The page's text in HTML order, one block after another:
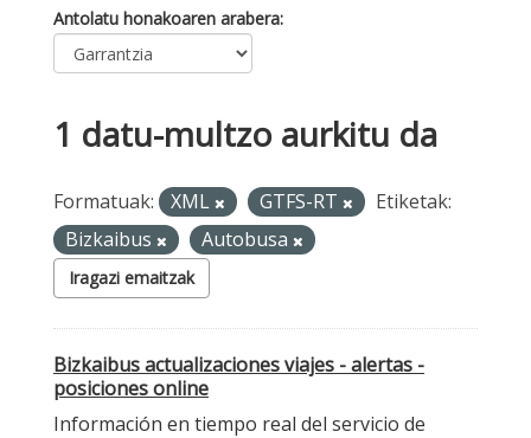
Antolatu honakoaren arabera
1 datu-multzo aurkitu da
Formatuak: XML GTFS-RT
Etiketak:
Bizkaibus
Autobusa
Iragazi emaitzak
Bizkaibus actualizaciones viajes - alertas -
posiciones online
Información en tiempo real del servicio de